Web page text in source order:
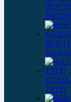
ТЯГИ